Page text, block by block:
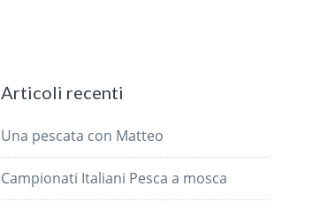
Articoli recenti
Una pescata con Matteo
Campionati Italiani Pesca a mosca